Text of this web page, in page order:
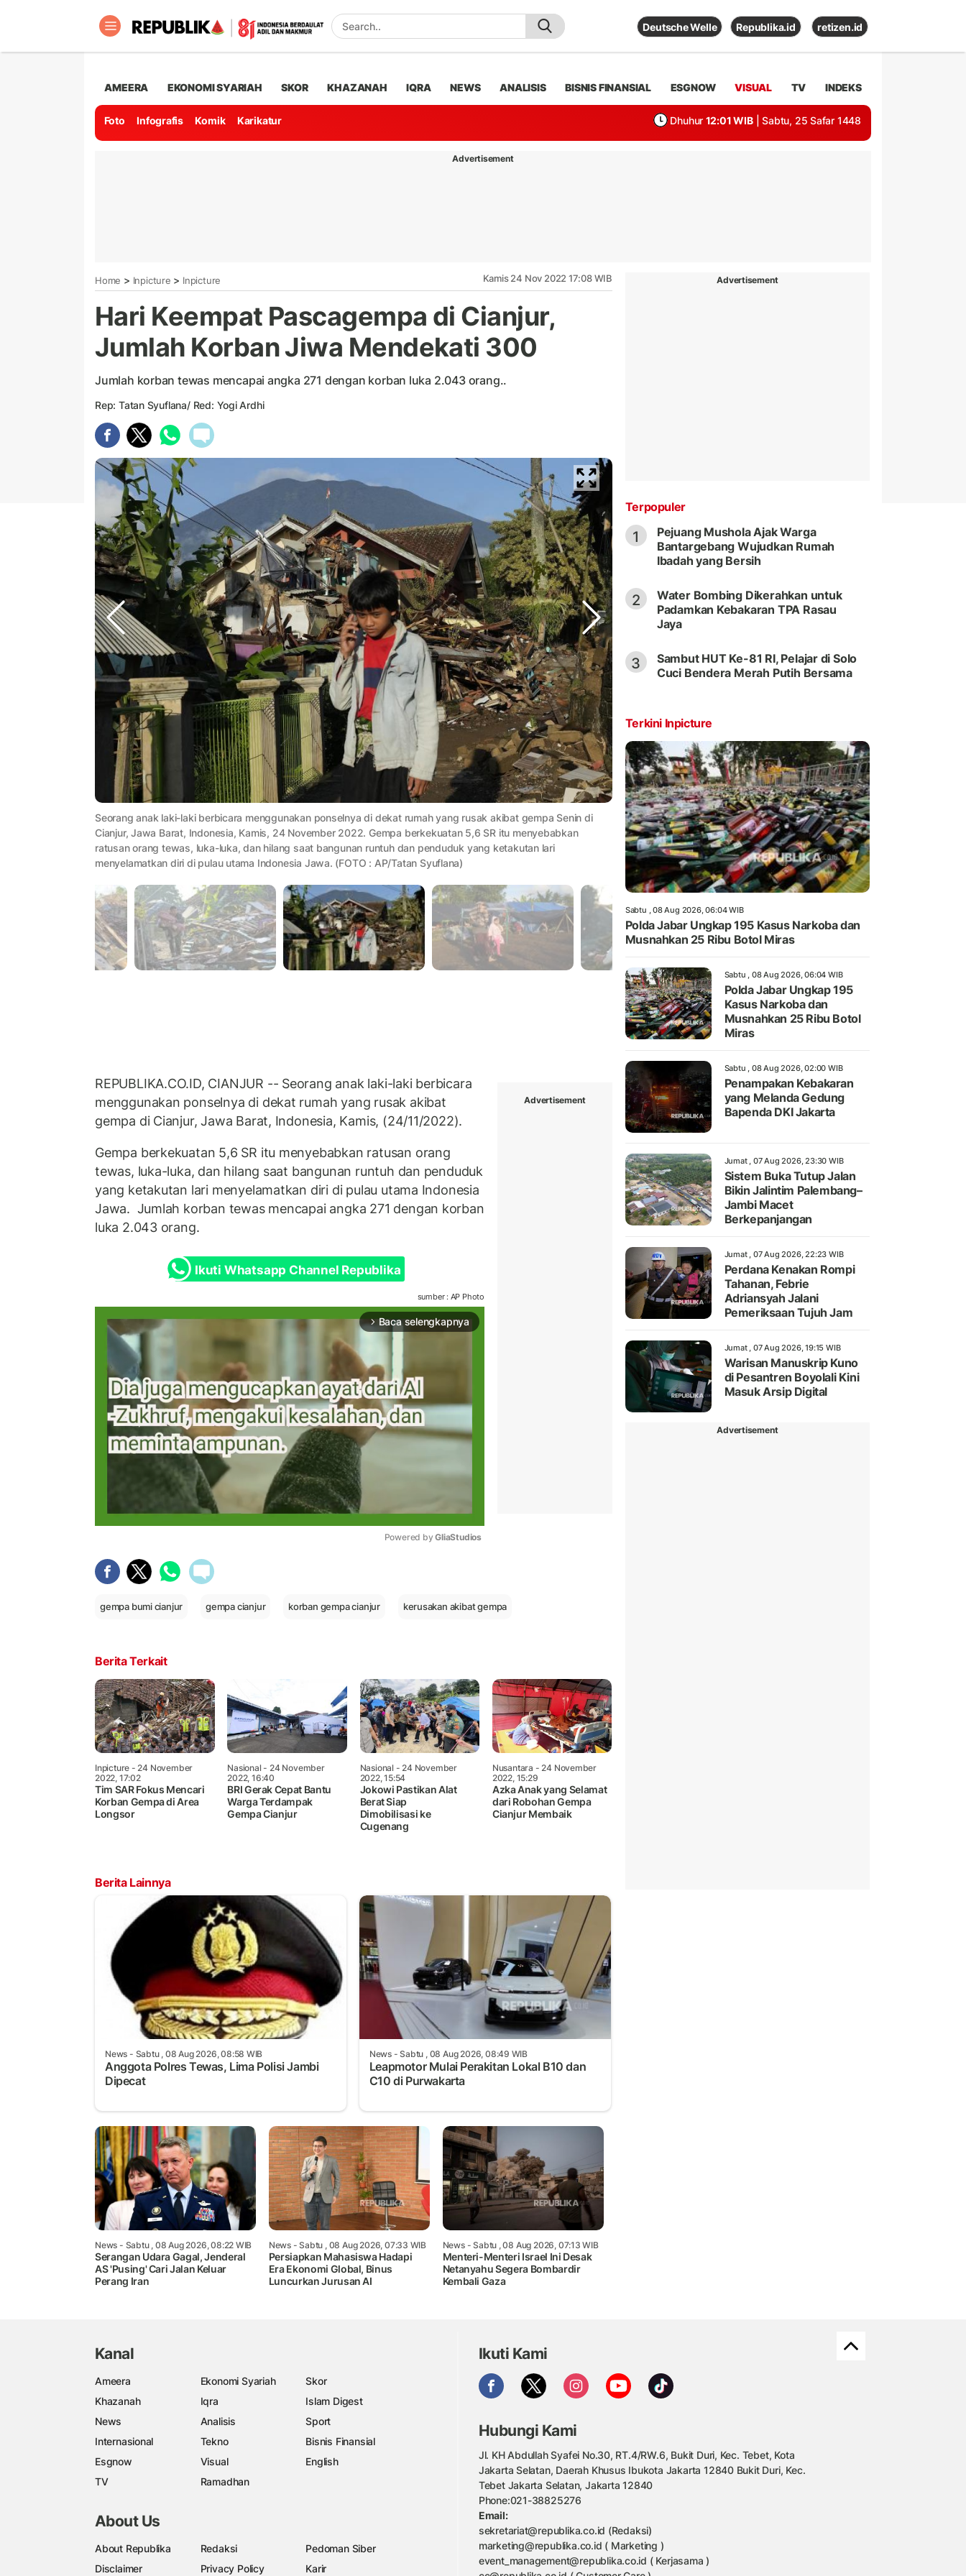
Deutsche Welle Republika.id retizen.id
AMEERA EKONOMI SYARIAH SKOR KHAZANAH IQRA NEWS ANALISIS BISNIS FINANSIAL ESGNOW VISUAL TV INDEKS
Foto Infografis Komik Karikatur Dhuhur 12:01 WIB | Sabtu, 25 Safar 1448
Advertisement
Home > Inpicture > Inpicture Kamis 24 Nov 2022 17:08 WIB
Hari Keempat Pascagempa di Cianjur,
Jumlah Korban Jiwa Mendekati 300
Jumlah korban tewas mencapai angka 271 dengan korban luka 2.043 orang..
Rep: Tatan Syuflana/ Red: Yogi Ardhi
Seorang anak laki-laki berbicara menggunakan ponselnya di dekat rumah yang rusak akibat gempa Senin di
Cianjur, Jawa Barat, Indonesia, Kamis, 24 November 2022. Gempa berkekuatan 5,6 SR itu menyebabkan
ratusan orang tewas, luka-luka, dan hilang saat bangunan runtuh dan penduduk yang ketakutan lari
menyelamatkan diri di pulau utama Indonesia Jawa. (FOTO : AP/Tatan Syuflana)
REPUBLIKA.CO.ID, CIANJUR -- Seorang anak laki-laki berbicara
menggunakan ponselnya di dekat rumah yang rusak akibat
gempa di Cianjur, Jawa Barat, Indonesia, Kamis, (24/11/2022).
Gempa berkekuatan 5,6 SR itu menyebabkan ratusan orang
tewas, luka-luka, dan hilang saat bangunan runtuh dan penduduk
yang ketakutan lari menyelamatkan diri di pulau utama Indonesia
Jawa. Jumlah korban tewas mencapai angka 271 dengan korban
luka 2.043 orang.
Ikuti Whatsapp Channel Republika
sumber : AP Photo
arrow_forward_ios Baca selengkapnya
Powered by GliaStudios
Advertisement
gempa bumi cianjur gempa cianjur korban gempa cianjur kerusakan akibat gempa
Berita Terkait
Inpicture - 24 November
2022, 17:02
Tim SAR Fokus Mencari
Korban Gempa di Area
Longsor
Nasional - 24 November
2022, 16:40
BRI Gerak Cepat Bantu
Warga Terdampak
Gempa Cianjur
Nasional - 24 November
2022, 15:54
Jokowi Pastikan Alat
Berat Siap
Dimobilisasi ke
Cugenang
Nusantara - 24 November
2022, 15:29
Azka Anak yang Selamat
dari Robohan Gempa
Cianjur Membaik
Berita Lainnya
News - Sabtu , 08 Aug 2026, 08:58 WIB
Anggota Polres Tewas, Lima Polisi Jambi
Dipecat
News- Sabtu , 08 Aug 2026, 08:49 WIB
Leapmotor Mulai Perakitan Lokal B10 dan
C10 di Purwakarta
News - Sabtu , 08 Aug 2026, 08:22 WIB
Serangan Udara Gagal, Jenderal
AS 'Pusing' Cari Jalan Keluar
Perang Iran
News- Sabtu , 08 Aug 2026, 07:33 WIB
Persiapkan Mahasiswa Hadapi
Era Ekonomi Global, Binus
Luncurkan Jurusan AI
News- Sabtu , 08 Aug 2026, 07:13 WIB
Menteri-Menteri Israel Ini Desak
Netanyahu Segera Bombardir
Kembali Gaza
Advertisement
Terpopuler
1
Pejuang Mushola Ajak Warga
Bantargebang Wujudkan Rumah
Ibadah yang Bersih
2
Water Bombing Dikerahkan untuk
Padamkan Kebakaran TPA Rasau
Jaya
3
Sambut HUT Ke-81 RI, Pelajar di Solo
Cuci Bendera Merah Putih Bersama
Terkini Inpicture
Sabtu , 08 Aug 2026, 06:04 WIB
Polda Jabar Ungkap 195 Kasus Narkoba dan
Musnahkan 25 Ribu Botol Miras
Sabtu , 08 Aug 2026, 06:04 WIB
Polda Jabar Ungkap 195
Kasus Narkoba dan
Musnahkan 25 Ribu Botol
Miras
Sabtu , 08 Aug 2026, 02:00 WIB
Penampakan Kebakaran
yang Melanda Gedung
Bapenda DKI Jakarta
Jumat , 07 Aug 2026, 23:30 WIB
Sistem Buka Tutup Jalan
Bikin Jalintim Palembang–
Jambi Macet
Berkepanjangan
Jumat , 07 Aug 2026, 22:23 WIB
Perdana Kenakan Rompi
Tahanan, Febrie
Adriansyah Jalani
Pemeriksaan Tujuh Jam
Jumat , 07 Aug 2026, 19:15 WIB
Warisan Manuskrip Kuno
di Pesantren Boyolali Kini
Masuk Arsip Digital
Advertisement
Kanal
Ameera Ekonomi Syariah
Skor
Khazanah
Iqra
Islam Digest
News
Analisis
Sport
Internasional
Tekno
Bisnis Finansial
Esgnow
Visual
English
TV
Ramadhan
About Us
About Republika Redaksi
Pedoman Siber
Disclaimer
Privacy Policy Karir
Ikuti Kami
Hubungi Kami
Jl. KH Abdullah Syafei No.30, RT.4/RW.6, Bukit Duri, Kec. Tebet, Kota
Jakarta Selatan, Daerah Khusus Ibukota Jakarta 12840 Bukit Duri, Kec.
Tebet Jakarta Selatan, Jakarta 12840
Phone:021-38825276
Email:
sekretariat@republika.co.id (Redaksi)
marketing@republika.co.id ( Marketing )
event_management@republika.co.id ( Kerjasama )